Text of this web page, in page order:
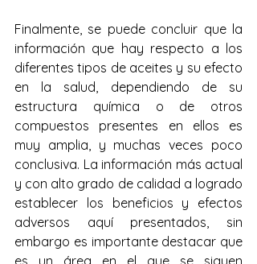
Finalmente, se puede concluir que la
información que hay respecto a los
diferentes tipos de aceites y su efecto
en la salud, dependiendo de su
estructura química o de otros
compuestos presentes en ellos es
muy amplia, y muchas veces poco
conclusiva. La información más actual
y con alto grado de calidad a logrado
establecer los beneficios y efectos
adversos aquí presentados, sin
embargo es importante destacar que